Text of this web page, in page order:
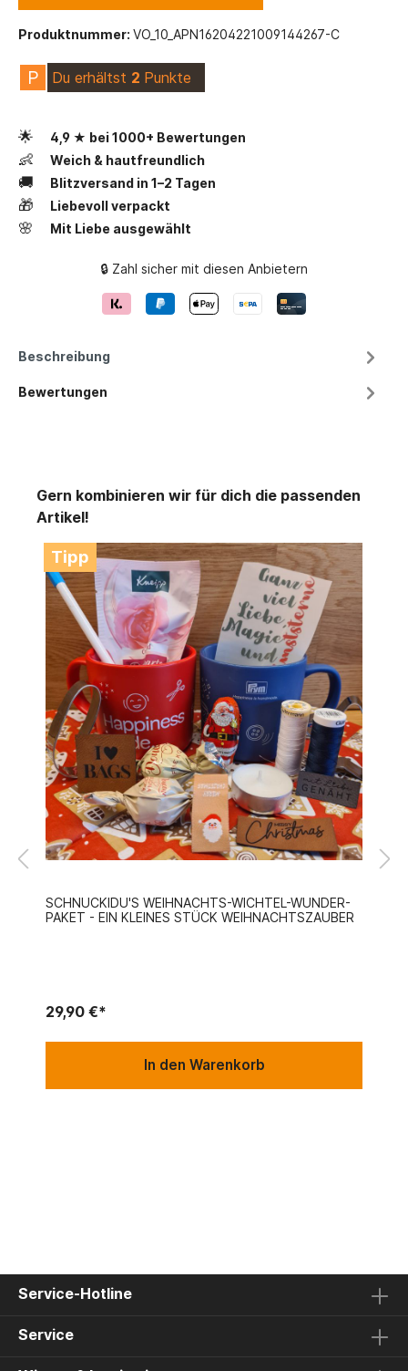
Produktnummer: VO_10_APN16204221009144267-C
P Du erhältst 2 Punkte
🌟 4,9 ★ bei 1000+ Bewertungen
👶 Weich & hautfreundlich
🚚 Blitzversand in 1–2 Tagen
🎁 Liebevoll verpackt
🌸 Mit Liebe ausgewählt
🔒 Zahl sicher mit diesen Anbietern
Beschreibung
Bewertungen
Gern kombinieren wir für dich die passenden
Artikel!
Tipp
SCHNUCKIDU'S WEIHNACHTS-WICHTEL-WUNDER-
PAKET - EIN KLEINES STÜCK WEIHNACHTSZAUBER
29,90 €*
In den Warenkorb
Service-Hotline
Service